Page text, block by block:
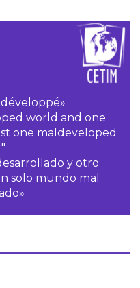
world and one
one maldeveloped
y otro
solo mundo mal